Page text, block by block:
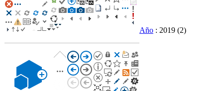
Año : 2019 (2)